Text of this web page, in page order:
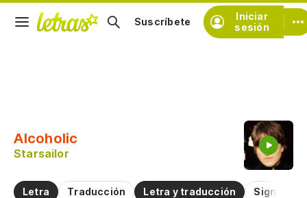
Iniciar
sesión
Suscríbete
Alcoholic
Starsailor
Letra Traducción Letra y traducción
Practicar la pronunciación de